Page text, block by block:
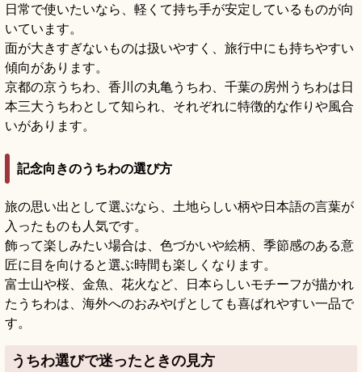
日常で使いたいなら、軽くて持ち手が安定しているものが向
いています。
面が大きすぎないものは扱いやすく、旅行中にも持ちやすい
傾向があります。
京都の京うちわ、香川の丸亀うちわ、千葉の房州うちわは日
本三大うちわとして知られ、それぞれに特徴的な作りや風合
いがあります。
記念向きのうちわの選び方
旅の思い出として選ぶなら、土地らしい柄や日本語の言葉が
入ったものも人気です。
飾って楽しみたい場合は、色づかいや絵柄、季節感のある意
匠に目を向けると選ぶ時間も楽しくなります。
富士山や桜、金魚、花火など、日本らしいモチーフが描かれ
たうちわは、海外へのおみやげとしても喜ばれやすい一品で
す。
うちわ選びで迷ったときの見方